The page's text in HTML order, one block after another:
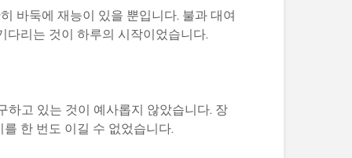
바둑에 재능이 있을 뿐입니다. 불과 대여
다리는 것이 하루의 시작이었습니다.
하고 있는 것이 예사롭지 않았습니다. 장
한 번도 이길 수 없었습니다.